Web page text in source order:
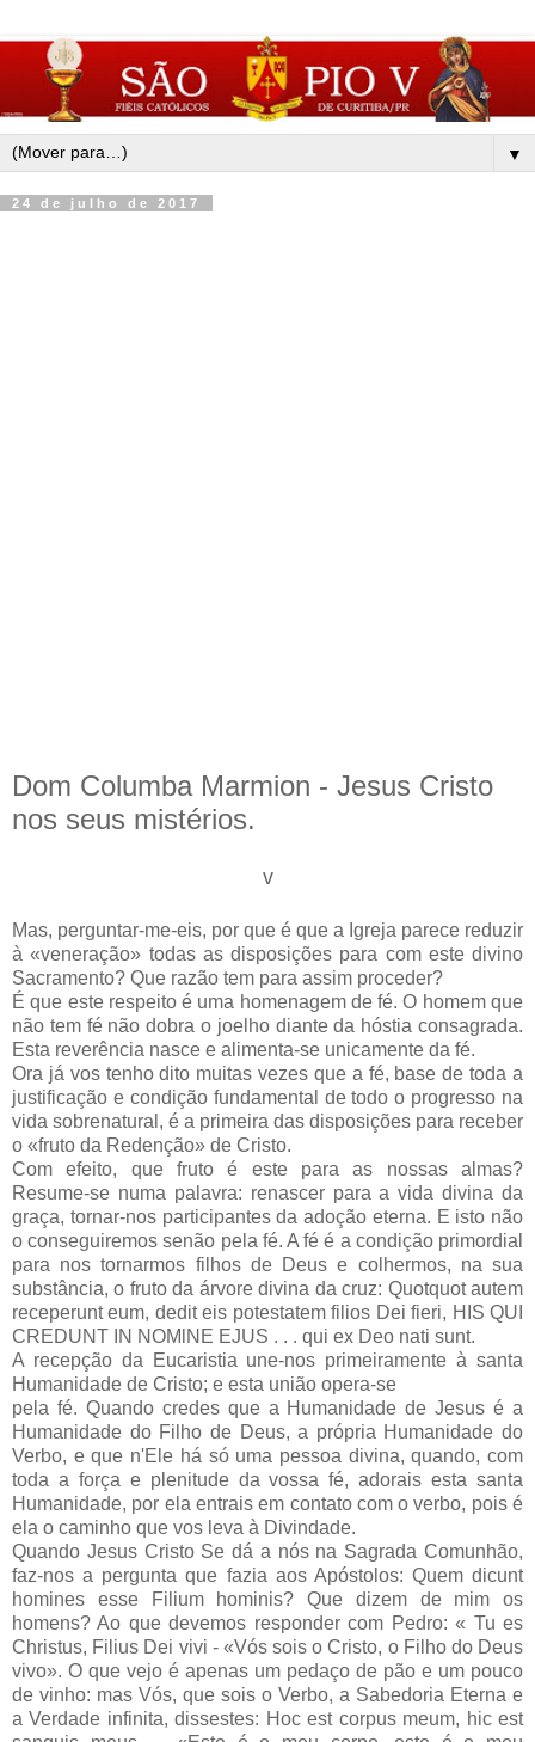
▼
24 de julho de 2017
Dom Columba Marmion - Jesus Cristo
nos seus mistérios.
v
Mas, perguntar-me-eis, por que é que a Igreja parece reduzir
à «veneração» todas as disposições para com este divino
Sacramento? Que razão tem para assim proceder?
É que este respeito é uma homenagem de fé. O homem que
não tem fé não dobra o joelho diante da hóstia consagrada.
Esta reverência nasce e alimenta-se unicamente da fé.
Ora já vos tenho dito muitas vezes que a fé, base de toda a
justificação e condição fundamental de todo o progresso na
vida sobrenatural, é a primeira das disposições para receber
o «fruto da Redenção» de Cristo.
Com efeito, que fruto é este para as nossas almas?
Resume-se numa palavra: renascer para a vida divina da
graça, tornar-nos participantes da adoção eterna. E isto não
o conseguiremos senão pela fé. A fé é a condição primordial
para nos tornarmos filhos de Deus e colhermos, na sua
substância, o fruto da árvore divina da cruz: Quotquot autem
receperunt eum, dedit eis potestatem filios Dei fieri, HIS QUI
CREDUNT IN NOMlNE EJUS . . . qui ex Deo nati sunt.
A recepção da Eucaristia une-nos primeiramente à santa
Humanidade de Cristo; e esta união opera-se
pela fé. Quando credes que a Humanidade de Jesus é a
Humanidade do Filho de Deus, a própria Humanidade do
Verbo, e que n'Ele há só uma pessoa divina, quando, com
toda a força e plenitude da vossa fé, adorais esta santa
Humanidade, por ela entrais em contato com o verbo, pois é
ela o caminho que vos leva à Divindade.
Quando Jesus Cristo Se dá a nós na Sagrada Comunhão,
faz-nos a pergunta que fazia aos Apóstolos: Quem dicunt
homines esse Filium hominis? Que dizem de mim os
homens? Ao que devemos responder com Pedro: « Tu es
Christus, Filius Dei vivi - «Vós sois o Cristo, o Filho do Deus
vivo». O que vejo é apenas um pedaço de pão e um pouco
de vinho: mas Vós, que sois o Verbo, a Sabedoria Eterna e
a Verdade infinita, dissestes: Hoc est corpus meum, hic est